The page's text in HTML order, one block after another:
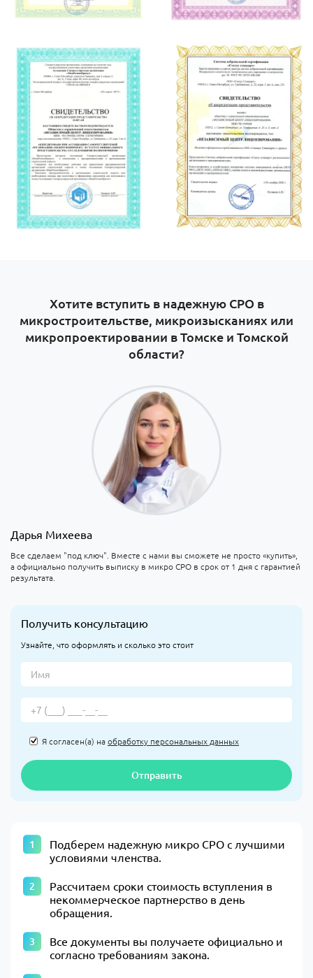
Хотите вступить в надежную СРО в
микростроительстве, микроизысканиях или
микропроектировании в Томске и Томской
области?
Дарья Михеева
Все сделаем "под ключ". Вместе с нами вы сможете не просто «купить»,
а официально получить выписку в микро СРО в срок от 1 дня с гарантией
результата.
Получить консультацию
Узнайте, что оформлять и сколько это стоит
Я согласен(а) наобработку персональных данных
Отправить
Подберем надежную микро СРО с лучшими
условиями членства.
Рассчитаем сроки стоимость вступления в
некоммерческое партнерство в день
обращения.
Все документы вы получаете официально и
согласно требованиям закона.